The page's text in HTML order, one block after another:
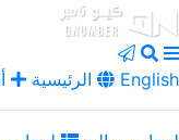
الرئيسية English